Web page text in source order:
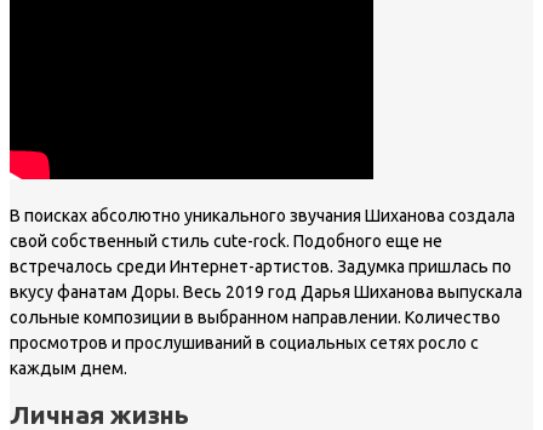
В поисках абсолютно уникального звучания Шиханова создала
свой собственный стиль cute-rock. Подобного еще не
встречалось среди Интернет-артистов. Задумка пришлась по
вкусу фанатам Доры. Весь 2019 год Дарья Шиханова выпускала
сольные композиции в выбранном направлении. Количество
просмотров и прослушиваний в социальных сетях росло с
каждым днем.
Личная жизнь